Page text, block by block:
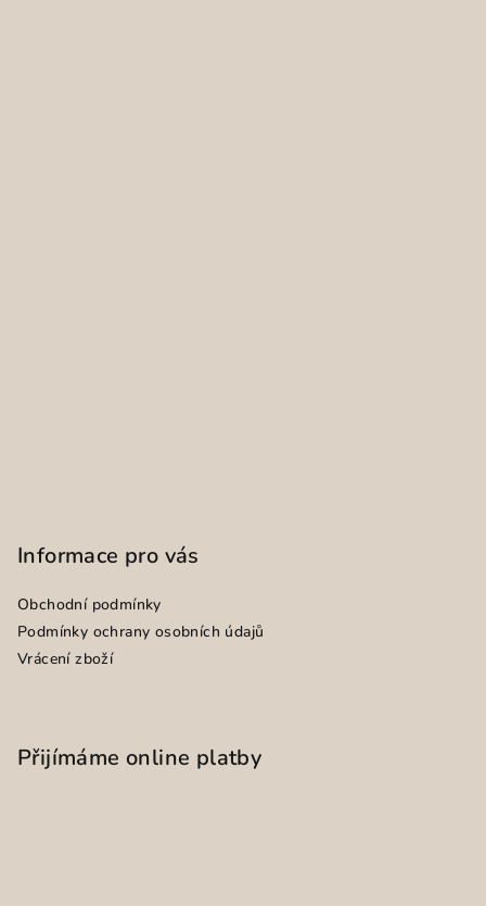
Informace pro vás
Obchodní podmínky
Podmínky ochrany osobních údajů
Vrácení zboží
Přijímáme online platby